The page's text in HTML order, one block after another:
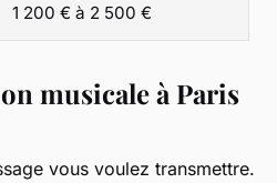
1 200 € à 2 500 €
musicale à Paris
vous voulez transmettre.